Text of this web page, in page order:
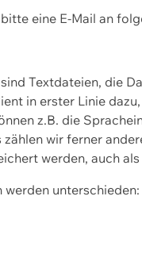
eine E-Mail an
Textdateien, die
in erster Linie
z.B. die
wir ferner
werden, auch
unterschieden: